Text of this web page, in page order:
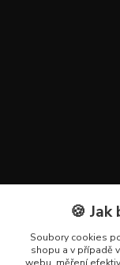
Kontakty
+420 602 223
🍪
Soubory cookies
shopu a v případě